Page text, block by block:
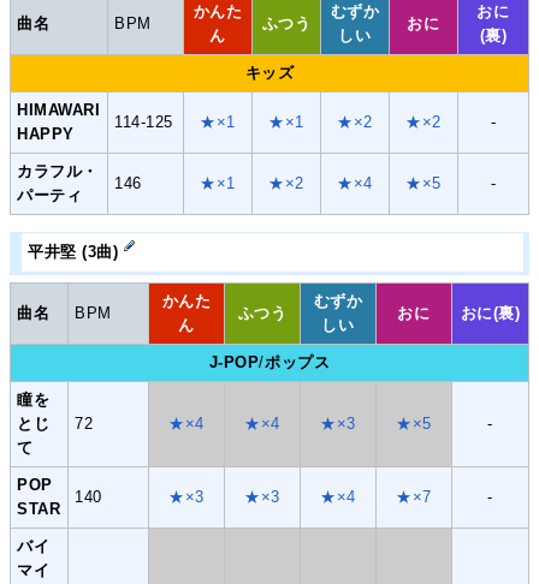
曲名 BPM
かんた
ん
ふつう
むずか
しい
おに
おに
(裏)
キッズ
HIMAWARI
HAPPY
114-125 ★×1 ★×1 ★×2 ★×2 -
カラフル・
パーティ
146 ★×1 ★×2 ★×4 ★×5 -
平井堅 (3曲)
曲名 BPM
かんた
ん
ふつう
むずか
しい
おに おに(裏)
J-POP/ポップス
瞳を
とじ
て
72 ★×4 ★×4 ★×3 ★×5 -
POP
STAR
140 ★×3 ★×3 ★×4 ★×7 -
バイ
マイ